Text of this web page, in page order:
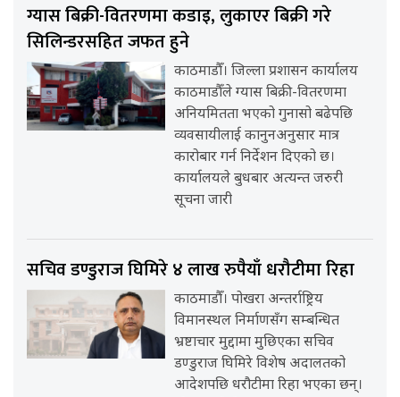
ग्यास बिक्री-वितरणमा कडाइ, लुकाएर बिक्री गरे
सिलिन्डरसहित जफत हुने
काठमाडौँ। जिल्ला प्रशासन कार्यालय
काठमाडौँले ग्यास बिक्री-वितरणमा
अनियमितता भएको गुनासो बढेपछि
व्यवसायीलाई कानुनअनुसार मात्र
कारोबार गर्न निर्देशन दिएको छ।
कार्यालयले बुधबार अत्यन्त जरुरी
सूचना जारी
सचिव डण्डुराज घिमिरे ४ लाख रुपैयाँ धरौटीमा रिहा
काठमाडौँ। पोखरा अन्तर्राष्ट्रिय
विमानस्थल निर्माणसँग सम्बन्धित
भ्रष्टाचार मुद्दामा मुछिएका सचिव
डण्डुराज घिमिरे विशेष अदालतको
आदेशपछि धरौटीमा रिहा भएका छन्।